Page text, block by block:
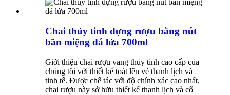
Chai thủy tinh đựng rượu bằng nút
bần miệng đá lửa 700ml
Giới thiệu chai rượu vang thủy tinh cao cấp của
chúng tôi với thiết kế toát lên vẻ thanh lịch và
tinh tế. Được chế tác với độ chính xác cao nhất,
chai rượu này sở hữu thiết kế thanh lịch và cổ